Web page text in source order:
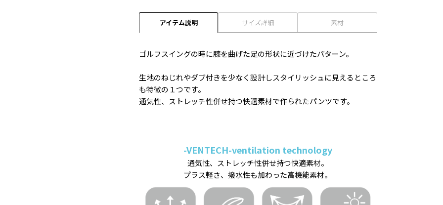
アイテム説明 サイズ詳細 素材
ゴルフスイングの時に膝を曲げた足の形状に近づけたパターン。
生地のねじれやダブ付きを少なく設計しスタイリッシュに見えるところ
も特徴の１つです。
通気性、ストレッチ性併せ持つ快適素材で作られたパンツです。
-VENTECH-ventilation technology
通気性、ストレッチ性併せ持つ快適素材。
プラス軽さ、撥水性も加わった高機能素材。